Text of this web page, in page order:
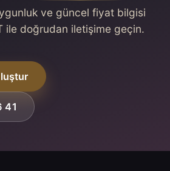
ve güncel fiyat bilgisi
ile doğrudan iletişime geçin.
41